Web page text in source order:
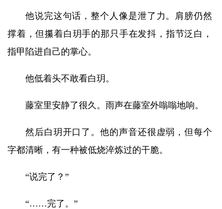
他说完这句话，整个人像是泄了力。肩膀仍然
撑着，但攥着白玥手的那只手在发抖，指节泛白，
指甲陷进自己的掌心。
他低着头不敢看白玥。
藤室里安静了很久。雨声在藤室外嗡嗡地响。
然后白玥开口了。他的声音还很虚弱，但每个
字都清晰，有一种被低烧淬炼过的干脆。
“说完了？”
“……完了。”